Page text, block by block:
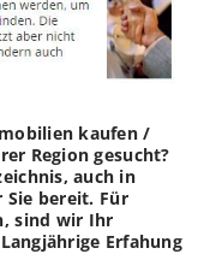
kaufen /
Region gesucht?
auch in
bereit. Für
sind wir Ihr
Erfahung